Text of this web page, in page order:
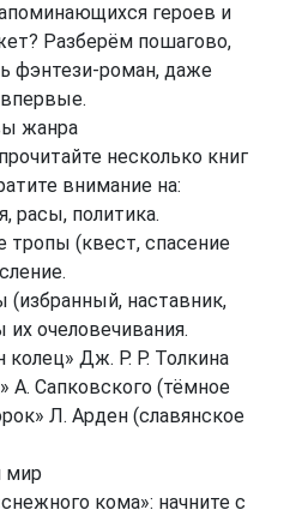
героев и
Разберём пошагово,
фэнтези‑роман, даже
жанра
несколько книг
внимание на:
расы, политика.
тропы (квест, спасение
(избранный, наставник,
их очеловечивания.
Дж. Р. Р. Толкина
А. Сапковского (тёмное
Л. Арден (славянское
мир
кома»: начните с